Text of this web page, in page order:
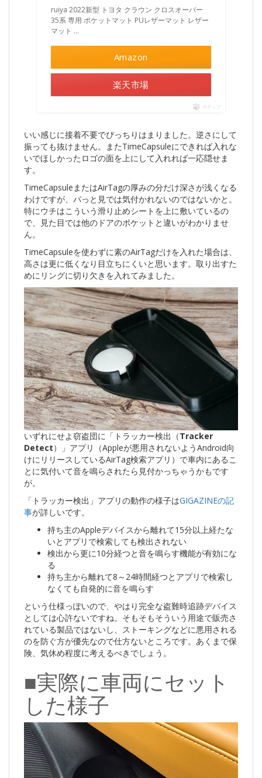
ruiya 2022新型 トヨタ クラウン クロスオーバー
35系 専用 ポケットマット PUレザーマット レザー
マット ...
Amazon
楽天市場
ポチップ
いい感じに接着不要でぴっちりはまりました。逆さにして
振っても抜けません。またTimeCapsuleにできれば入れな
いでほしかったロゴの面を上にして入れれば一応隠せま
す。
TimeCapsuleまたはAirTagの厚みの分だけ深さが浅くなる
わけですが、パっと見では気付かれないのではないかと。
特にウチはこういう滑り止めシートを上に敷いているの
で、見た目では他のドアのポケットと違いがわかりませ
ん。
TimeCapsuleを使わずに素のAirTagだけを入れた場合は、
高さは更に低くなり目立ちにくいと思います。取り出すた
めにリングに切り欠きを入れてみました。
いずれにせよ窃盗団に「トラッカー検出（Tracker
Detect）」アプリ（Appleが悪用されないようAndroid向
けにリリースしているAirTag検索アプリ）で車内にあるこ
とに気付いて音を鳴らされたら見付かっちゃうかもです
が。
「トラッカー検出」アプリの動作の様子はGIGAZINEの記
事が詳しいです。
持ち主のAppleデバイスから離れて15分以上経たな
いとアプリで検索しても検出されない
検出から更に10分経つと音を鳴らす機能が有効にな
る
持ち主から離れて8～24時間経つとアプリで検索し
なくても自発的に音を鳴らす
という仕様っぽいので、やはり完全な盗難時追跡デバイス
としては心許ないですね。そもそもそういう用途で販売さ
れている製品ではないし、ストーキングなどに悪用される
のを防ぐ方が優先なので仕方ないところです。あくまで保
険、気休め程度に考えるべきでしょう。
■実際に車両にセット
した様子